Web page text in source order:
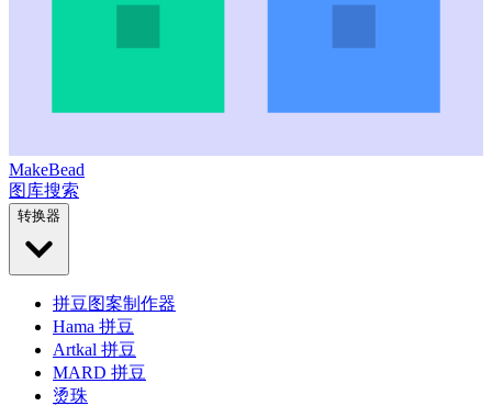
MakeBead
图库搜索
转换器
拼豆图案制作器
Hama 拼豆
Artkal 拼豆
MARD 拼豆
烫珠